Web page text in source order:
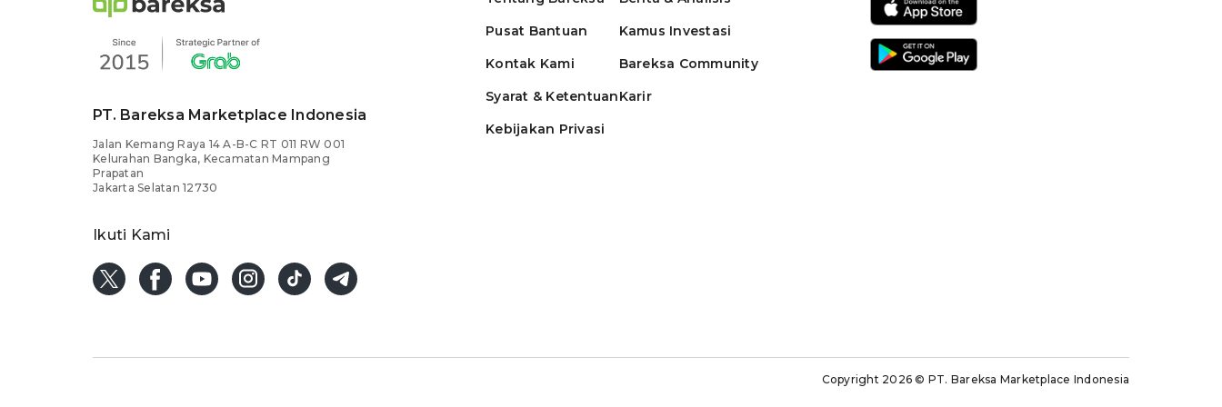
PT. Bareksa Marketplace Indonesia
Jalan Kemang Raya 14 A-B-C RT 011 RW 001
Kelurahan Bangka, Kecamatan Mampang
Prapatan
Jakarta Selatan 12730
Ikuti Kami
Pusat Bantuan
Kontak Kami
Syarat & Ketentuan
Kebijakan Privasi
Kamus Investasi
Bareksa Community
Karir
Copyright 2026© PT. Bareksa Marketplace Indonesia